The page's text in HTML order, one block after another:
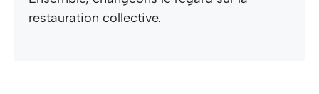
restauration collective.